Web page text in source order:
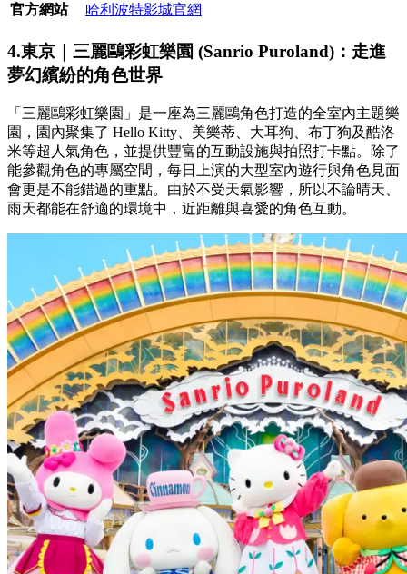
官方網站
哈利波特影城官網
4.東京｜三麗鷗彩虹樂園 (Sanrio Puroland)：走進
夢幻繽紛的角色世界
「三麗鷗彩虹樂園」是一座為三麗鷗角色打造的全室內主題樂
園，園內聚集了 Hello Kitty、美樂蒂、大耳狗、布丁狗及酷洛
米等超人氣角色，並提供豐富的互動設施與拍照打卡點。除了
能參觀角色的專屬空間，每日上演的大型室內遊行與角色見面
會更是不能錯過的重點。由於不受天氣影響，所以不論晴天、
雨天都能在舒適的環境中，近距離與喜愛的角色互動。